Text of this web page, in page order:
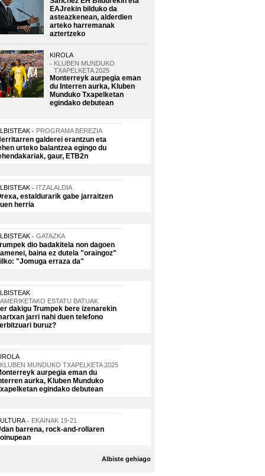
EAJrekin bilduko da
asteazkenean, alderdien
arteko harremanak
aztertzeko
KIROLA
KLUBEN MUNDUKO
TXAPELKETA 2025
Monterreyk aurpegia eman
du Interren aurka, Kluben
Munduko Txapelketan
egindako debutean
PROGRAMA BEREZIA
galderei erantzun eta
urteko balantzea egingo du
gaur, ETB2n
ITZALALDIA
estaldurarik gabe jarraitzen
herria
GATAZKA
dio badakitela non dagoen
baina ez dutela "oraingoz"
"Jomuga erraza da"
AMERIKETAKO ESTATU BATUAK
dakigu Trumpek bere izenarekin
jarri nahi duen telefono
buruz?
KLUBEN MUNDUKO TXAPELKETA 2025
aurpegia eman du
aurka, Kluben Munduko
egindako debutean
EKAINAK 19-21
barrena, rock-and-rollaren
Albiste gehiago